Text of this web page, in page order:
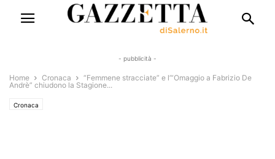
- pubblicità -
Home Cronaca
“Femmene stracciate” e l’“Omaggio a Fabrizio De
Andrè” chiudono la Stagione...
Cronaca